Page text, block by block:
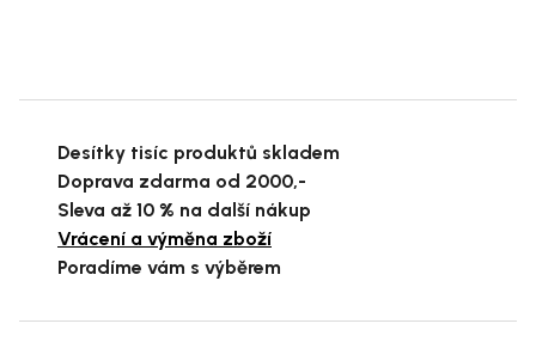
Desítky tisíc produktů skladem
Doprava zdarma od 2000,-
Sleva až 10 % na další nákup
Vrácení a výměna zboží
Poradíme vám s výběrem